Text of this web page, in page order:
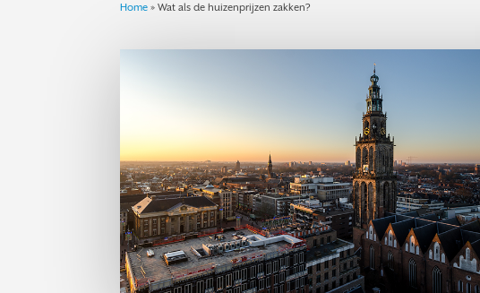
Home »Wat als de huizenprijzen zakken?